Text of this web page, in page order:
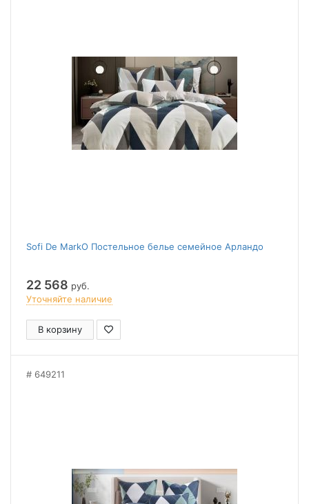
Sofi De MarkO Постельное белье семейное Арландо
22 568 руб.
Уточняйте наличие
В корзину
649211